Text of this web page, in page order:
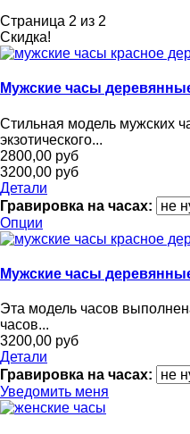
Страница 2 из 2
Скидка!
Мужские часы
Стильная модель мужских
экзотического...
2800,00 руб
3200,00 руб
Детали
Гравировка на часах:
Опции
Мужские часы
Эта модель часов
часов...
3200,00 руб
Детали
Гравировка на часах:
Уведомить меня